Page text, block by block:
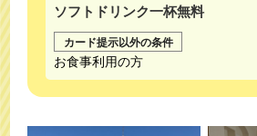
ソフトドリンク一杯無料
カード提示以外の条件
お食事利用の方